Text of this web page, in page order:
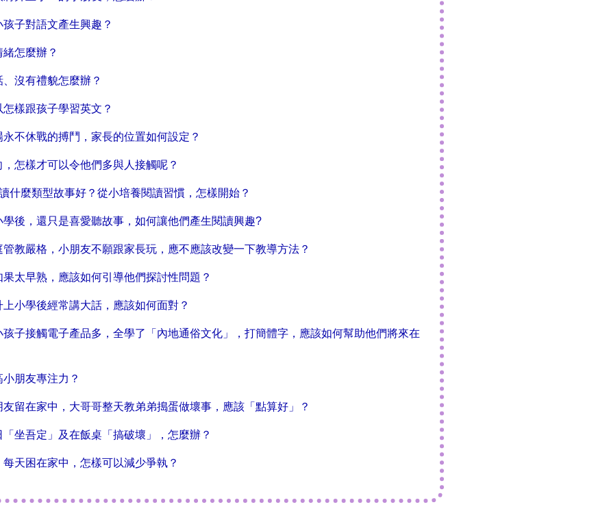
子對語文產生興趣？
怎麼辦？
沒有禮貌怎麼辦？
樣跟孩子學習英文？
不休戰的搏鬥，家長的位置如何設定？
怎樣才可以令他們多與人接觸呢？
什麼類型故事好？從小培養閱讀習慣，怎樣開始？
後，還只是喜愛聽故事，如何讓他們產生閱讀興趣?
教嚴格，小朋友不願跟家長玩，應不應該改變一下教導方法？
太早熟，應該如何引導他們探討性問題？
小學後經常講大話，應該如何面對？
子接觸電子產品多，全學了「內地通俗文化」，打簡體字，應該如何幫助他們將來在
朋友專注力？
留在家中，大哥哥整天教弟弟搗蛋做壞事，應該「點算好」？
坐吾定」及在飯桌「搞破壞」，怎麼辦？
天困在家中，怎樣可以減少爭執？